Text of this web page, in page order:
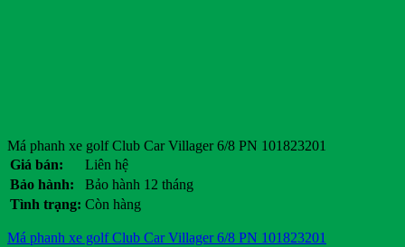
Má phanh xe golf Club Car Villager 6/8 PN 101823201
Giá bán:
Liên hệ
Bảo hành:
Bảo hành 12 tháng
Tình trạng: Còn hàng
Má phanh xe golf Club Car Villager 6/8 PN 101823201